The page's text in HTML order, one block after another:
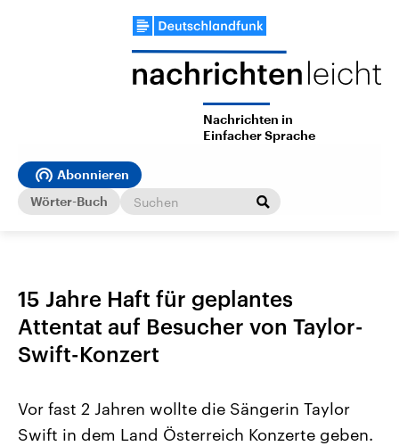
Nachrichten in
Einfacher Sprache
Abonnieren
Wörter-Buch
15 Jahre Haft für geplantes
Attentat auf Besucher von Taylor-
Swift-Konzert
Vor fast 2 Jahren wollte die Sängerin Taylor
Swift in dem Land Österreich Konzerte geben.